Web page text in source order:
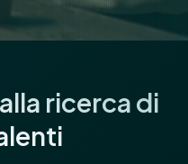
ricerca di